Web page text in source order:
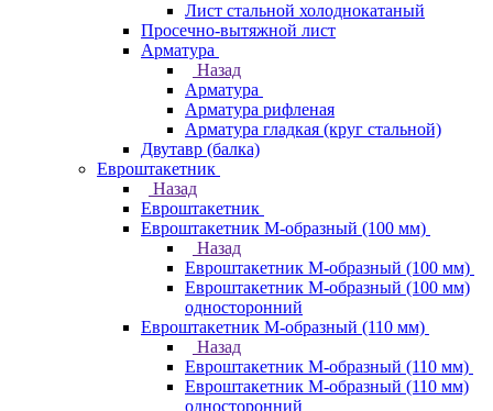
Лист стальной холоднокатаный
Просечно-вытяжной лист
Арматура
Назад
Арматура
Арматура рифленая
Арматура гладкая (круг стальной)
Двутавр (балка)
Евроштакетник
Назад
Евроштакетник
Евроштакетник М-образный (100 мм)
Назад
Евроштакетник М-образный (100 мм)
Евроштакетник М-образный (100 мм)
односторонний
Евроштакетник М-образный (110 мм)
Назад
Евроштакетник М-образный (110 мм)
Евроштакетник М-образный (110 мм)
односторонний